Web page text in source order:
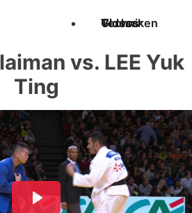
Techniken
Videos
Glossar
vs. LEE Yuk
Ting